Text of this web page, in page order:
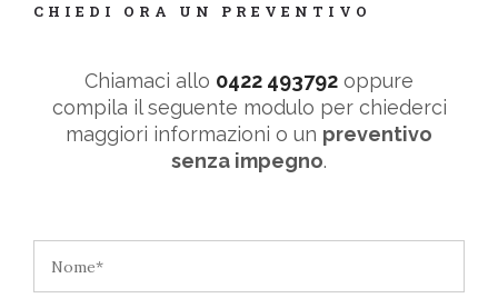
CHIEDI ORA UN PREVENTIVO
Chiamaci allo 0422 493792 oppure
compila il seguente modulo per chiederci
maggiori informazioni o un preventivo
senza impegno.